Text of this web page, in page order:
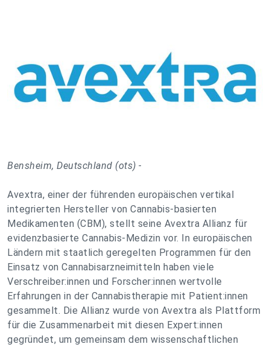
Bensheim, Deutschland (ots) -
Avextra, einer der führenden europäischen vertikal
integrierten Hersteller von Cannabis-basierten
Medikamenten (CBM), stellt seine Avextra Allianz für
evidenzbasierte Cannabis-Medizin vor. In europäischen
Ländern mit staatlich geregelten Programmen für den
Einsatz von Cannabisarzneimitteln haben viele
Verschreiber:innen und Forscher:innen wertvolle
Erfahrungen in der Cannabistherapie mit Patient:innen
gesammelt. Die Allianz wurde von Avextra als Plattform
für die Zusammenarbeit mit diesen Expert:innen
gegründet, um gemeinsam dem wissenschaftlichen